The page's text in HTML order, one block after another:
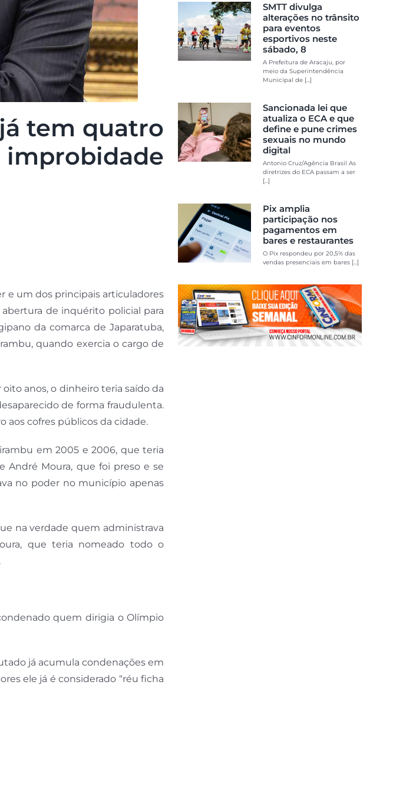
tem quatro
e um dos principais articuladores
de inquérito policial para
da comarca de Japaratuba,
quando exercia o cargo de
anos, o dinheiro teria saído da
de forma fraudulenta.
aos cofres públicos da cidade.
em 2005 e 2006, que teria
André Moura, que foi preso e se
no poder no município apenas
na verdade quem administrava
que teria nomeado todo o
quem dirigia o Olímpio
já acumula condenações em
ele já é considerado “réu ficha
SMTT divulga
alterações no trânsito
para eventos
esportivos neste
sábado, 8
A Prefeitura de Aracaju, por
meio da Superintendência
Municipal de [...]
Sancionada lei que
atualiza o ECA e que
define e pune crimes
sexuais no mundo
digital
Antonio Cruz/Agência Brasil As
diretrizes do ECA passam a ser
[...]
Pix amplia
participação nos
pagamentos em
bares e restaurantes
O Pix respondeu por 20,5% das
vendas presenciais em bares [...]